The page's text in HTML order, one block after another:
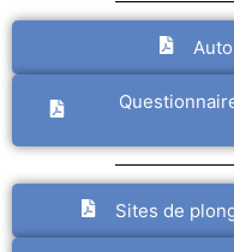
Sites de